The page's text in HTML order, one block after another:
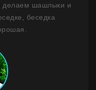
делаем шашлыки и
беседка